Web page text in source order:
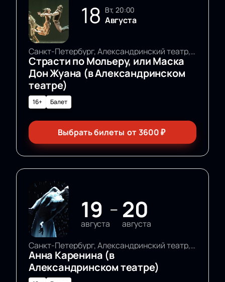
18 вт, 20:00
Августа
Санкт-Петербург, Александринский театр, Основная сцена
Страсти по Мольеру, или Маска
Дон Жуана (в Александринском
театре)
16+ Балет
Выбрать билеты от3600₽
19
августа
— 20
августа
Санкт-Петербург, Александринский театр, Основная сцена
Анна Каренина (в
Александринском театре)